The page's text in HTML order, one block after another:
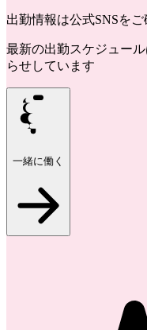
出勤情報は公式SNSを
最新の出勤スケジュー
らせしています
一緒に働く